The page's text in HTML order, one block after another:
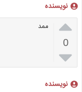
نویسنده

0

ممد
نویسنده